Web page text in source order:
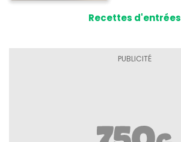
Recettes d'entrées